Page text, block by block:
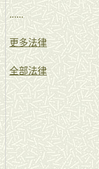
......
更多法律
全部法律